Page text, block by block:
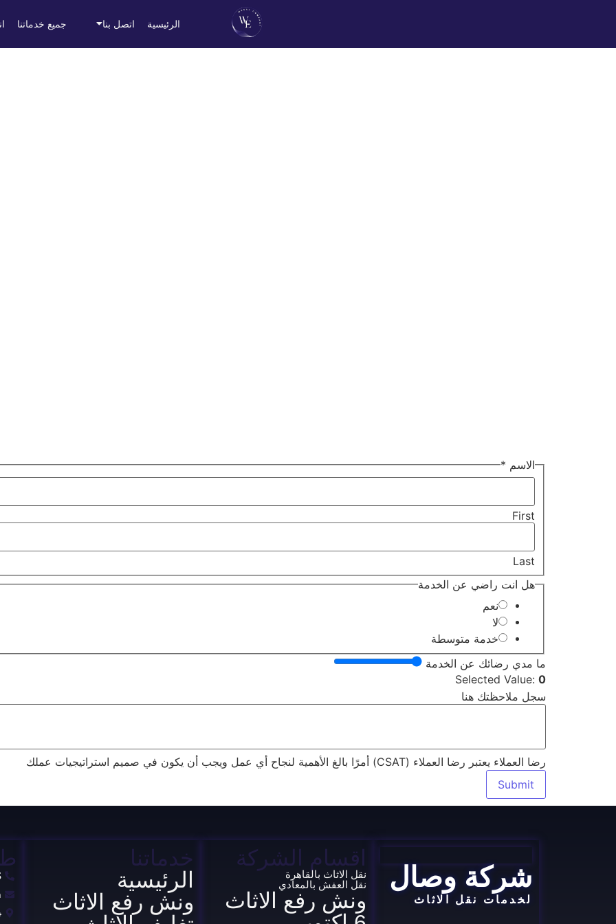
الرئيسية اتصل بنا جميع خدماتنا
الاسم *
First
Last
هل انت راضي عن الخدمة
نعم
لا
خدمة متوسطة
ما مدي رضائك عن الخدمة
Selected Value: 0
سجل
مدي
سجل ملاحظتك هنا
رضا العملاء يعتبر رضا العملاء (CSAT) أمرًا بالغ الأهمية لنجاح أي عمل ويجب أن يكون في صميم استراتيجيات عملك
Submit
شركة وصال
لخدمات نقل الاثاث
اقسام الشركة
نقل الاثاث بالقاهرة
نقل العفش بالمعادي
ونش رفع الاثاث
خدماتنا
الرئيسية
ونش رفع الاثاث